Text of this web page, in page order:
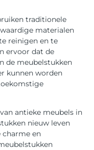
traditionele
materialen
reinigen en te
ervoor dat de
de meubelstukken
kunnen worden
antieke meubels in
nieuw leven
charme en